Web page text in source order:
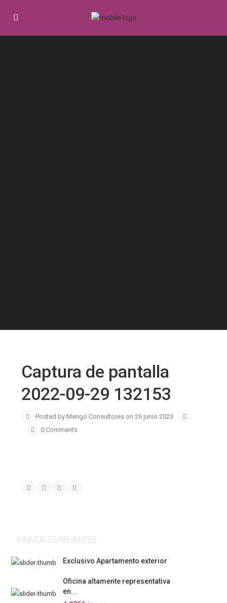
Captura de pantalla
2022-09-29 132153
Posted by Mengó Consultores on 26 junio 2023
0 Comments
INMUEBLES RECIENTES
Exclusivo Apartamento exterior
Oficina altamente representativa
en...